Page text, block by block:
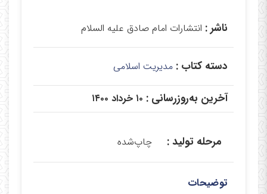
ناشر : انتشارات امام صادق علیه السلام
دسته کتاب : مدیریت اسلامی
آخرین به‌روزرسانی : ۱۰ خرداد ۱۴۰۰
مرحله تولید : چاپ‌شده
توضیحات